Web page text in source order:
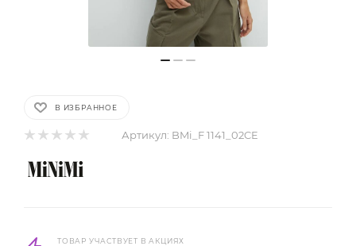
В ИЗБРАННОЕ
Артикул: BMi_F 1141_02CE
ТОВАР УЧАСТВУЕТ В АКЦИЯХ